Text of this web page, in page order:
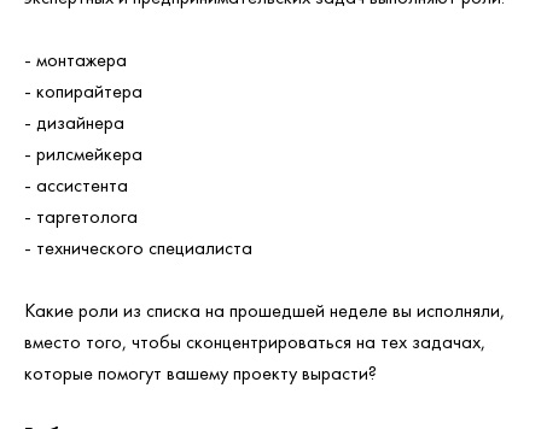
- монтажера
- копирайтера
- дизайнера
- рилсмейкера
- ассистента
- таргетолога
- технического специалиста
Какие роли из списка на прошедшей неделе вы исполняли,
вместо того, чтобы сконцентрироваться на тех задачах,
которые помогут вашему проекту вырасти?